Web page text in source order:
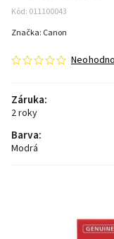
Kód: 011100043
Záruka:
2 roky
Barva:
Modrá
Značka: Canon